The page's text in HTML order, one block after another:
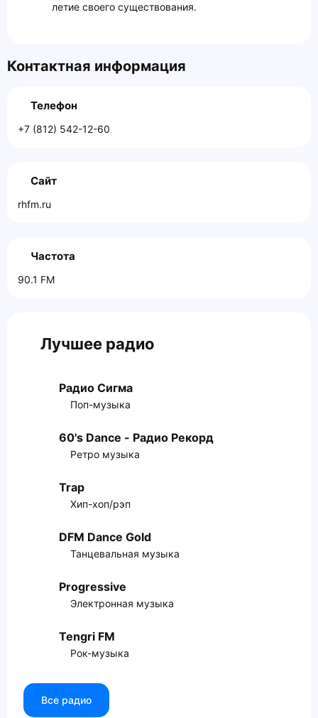
летие своего существования.
Контактная информация
Телефон
+7 (812) 542-12-60
Сайт
rhfm.ru
Частота
90.1 FM
Лучшее радио
Радио Сигма
Поп-музыка
60's Dance - Радио Рекорд
Ретро музыка
Trap
Хип-хоп/рэп
DFM Dance Gold
Танцевальная музыка
Progressive
Электронная музыка
Tengri FM
Рок-музыка
Все радио